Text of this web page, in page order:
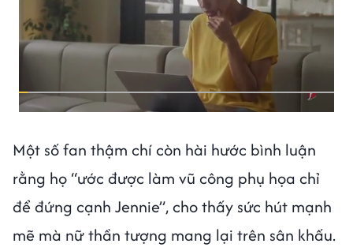
Một số fan thậm chí còn hài hước bình luận
rằng họ “ước được làm vũ công phụ họa chỉ
để đứng cạnh Jennie”, cho thấy sức hút mạnh
mẽ mà nữ thần tượng mang lại trên sân khấu.